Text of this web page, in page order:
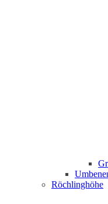
Röchlinghöhe